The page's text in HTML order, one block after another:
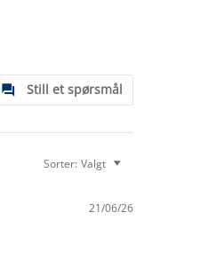
Still et spørsmål
Sorter: Valgt
21/06/26